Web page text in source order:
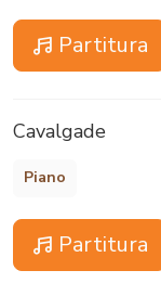
Partitura
Cavalgade
Piano
Partitura